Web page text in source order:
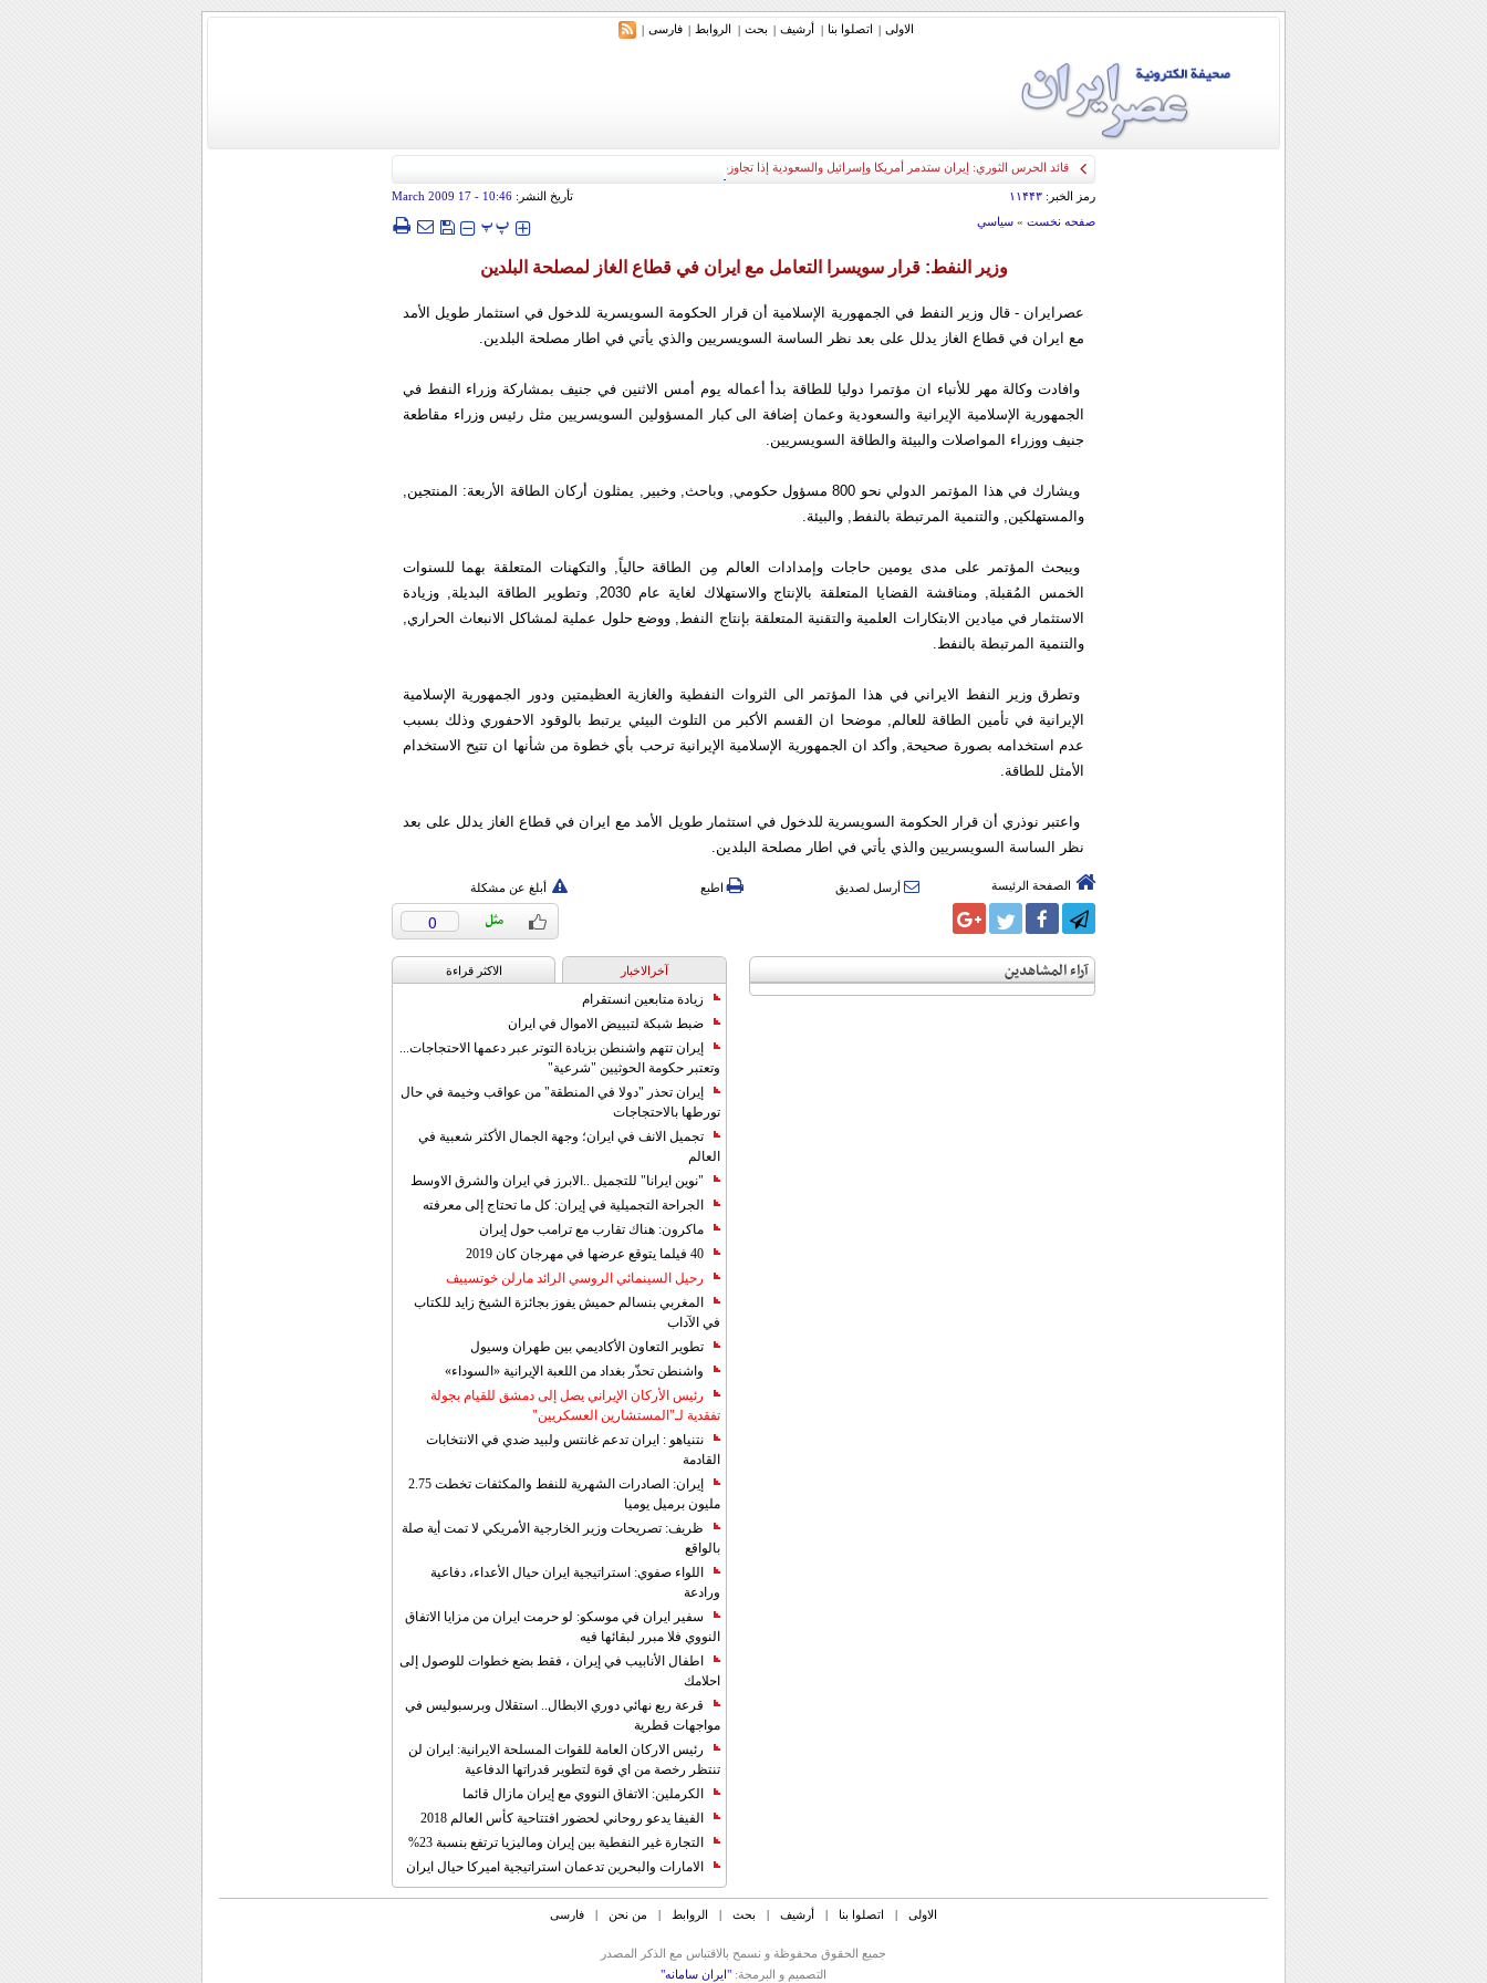
الاولی | اتصلوا بنا | أرشیف | بحث | الروابط | فارسی |
قائد الحرس الثوري: إيران ستدمر أمريكا وإسرائيل والسعودية إذا تجاوزت خطوط طهران الحمراء
رمز الخبر: ۱۱۴۴۳ تأريخ النشر:10:46
- 17 March 2009
صفحه نخست» سياسي ‍‍‍ پپ
وزير النفط: قرار سويسرا التعامل مع ايران في قطاع الغاز لمصلحة البلدين
عصرایران - قال وزير النفط في الجمهورية الإسلامية أن قرار الحكومة السويسرية للدخول في استثمار طويل الأمد
مع ايران في قطاع الغاز يدلل على بعد نظر الساسة السويسريين والذي يأتي في اطار مصلحة البلدين.
وافادت وكالة مهر للأنباء ان مؤتمرا دوليا للطاقة بدأ أعماله يوم أمس الاثنين في جنيف بمشاركة وزراء النفط في
الجمهورية الإسلامية الإيرانية والسعودية وعمان إضافة الى كبار المسؤولين السويسريين مثل رئيس وزراء مقاطعة
جنيف ووزراء المواصلات والبيئة والطاقة السويسريين.
ويشارك في هذا المؤتمر الدولي نحو 800 مسؤول حكومي, وباحث, وخبير, يمثلون أركان الطاقة الأربعة: المنتجين,
والمستهلكين, والتنمية المرتبطة بالنفط, والبيئة.
ويبحث المؤتمر على مدى يومين حاجات وإمدادات العالم مِن الطاقة حالياً, والتكهنات المتعلقة بهما للسنوات
الخمس المُقبلة, ومناقشة القضايا المتعلقة بالإنتاج والاستهلاك لغاية عام 2030, وتطوير الطاقة البديلة, وزيادة
الاستثمار في ميادين الابتكارات العلمية والتقنية المتعلقة بإنتاج النفط, ووضع حلول عملية لمشاكل الانبعاث الحراري,
والتنمية المرتبطة بالنفط.
وتطرق وزير النفط الايراني في هذا المؤتمر الى الثروات النفطية والغازية العظيمتين ودور الجمهورية الإسلامية
الإيرانية في تأمين الطاقة للعالم, موضحا ان القسم الأكبر من التلوث البيئي يرتبط بالوقود الاحفوري وذلك بسبب
عدم استخدامه بصورة صحيحة, وأكد ان الجمهورية الإسلامية الإيرانية ترحب بأي خطوة من شأنها ان تتيح الاستخدام
الأمثل للطاقة.
واعتبر نوذري أن قرار الحكومة السويسرية للدخول في استثمار طويل الأمد مع ايران في قطاع الغاز يدلل على بعد
نظر الساسة السويسريين والذي يأتي في اطار مصلحة البلدين.
الصفحة الرئيسة أرسل لصديق اطبع أبلغ عن مشكلة
0
آراء المشاهدين آخرالاخبار الاکثر قراءة
زيادة متابعين انستقرام
ضبط شبكة لتبييض الاموال في ايران
إيران تتهم واشنطن بزيادة التوتر عبر دعمها الاحتجاجات...
وتعتبر حكومة الحوثيين "شرعية"
إيران تحذر "دولا في المنطقة" من عواقب وخيمة في حال
تورطها بالاحتجاجات
تجميل الانف في ايران؛ وجهة الجمال الأكثر شعبية في
العالم
"نوين ايرانا" للتجميل ..الابرز في ايران والشرق الاوسط
الجراحة التجميلية في إيران: كل ما تحتاج إلى معرفته
ماكرون: هناك تقارب مع ترامب حول إيران
40 فيلما يتوقع عرضها في مهرجان كان 2019
رحيل السينمائي الروسي الرائد مارلن خوتسييف
المغربي بنسالم حميش يفوز بجائزة الشيخ زايد للكتاب
في الآداب
تطوير التعاون الأكاديمي بين طهران وسيول
واشنطن تحذّر بغداد من اللعبة الإيرانية «السوداء»
رئيس الأركان الإيراني يصل إلى دمشق للقيام بجولة
تفقدية لـ"المستشارين العسكريين"
نتنياهو : ايران تدعم غانتس ولبيد ضدي في الانتخابات
القادمة
إيران: الصادرات الشهریة للنفط والمكثفات تخطت 2.75
مليون برميل يوميا
ظريف: تصريحات وزير الخارجية الأمريكي لا تمت أية صلة
بالواقع
اللواء صفوي: استراتيجية ايران حيال الأعداء، دفاعية
ورادعة
سفير ايران في موسكو: لو حرمت ايران من مزايا الاتفاق
النووي فلا مبرر لبقائها فيه
اطفال الأنابيب في إيران ، فقط بضع خطوات للوصول إلى
احلامك
قرعة ربع نهائي دوري الابطال.. استقلال وبرسبوليس في
مواجهات قطرية
رئيس الاركان العامة للقوات المسلحة الايرانية: ايران لن
تنتظر رخصة من اي قوة لتطوير قدراتها الدفاعية
الكرملين: الاتفاق النووي مع إيران مازال قائما
الفيفا يدعو روحاني لحضور افتتاحية كأس العالم 2018
التجارة غیر النفطیة بین إیران ومالیزیا ترتفع بنسبة 23%
الامارات والبحرين تدعمان استراتيجية اميركا حيال ايران
الاولی | اتصلوا بنا | أرشیف | بحث | الروابط | من نحن | فارسی
جمیع الحقوق محفوظة و نسمح بالاقتباس مع الذکر المصدر
التصمیم و البرمجة: "ایران سامانه"